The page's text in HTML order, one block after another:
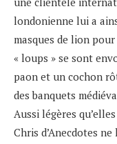
londonienne lui a
masques de lion
« loups » se sont
paon et un cochon
des banquets
Aussi légères
Chris d’Anecdotes